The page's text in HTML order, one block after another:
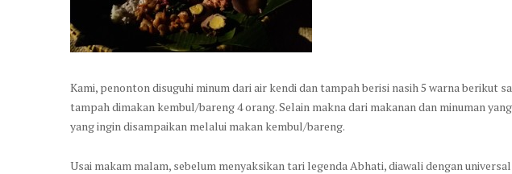
Kami, penonton disuguhi minum dari air kendi dan tampah berisi nasih 5 warna berikut
tampah dimakan kembul/bareng 4 orang. Selain makna dari makanan dan minuman
yang ingin disampaikan melalui makan kembul/bareng.
Usai makam malam, sebelum menyaksikan tari legenda Abhati, diawali dengan